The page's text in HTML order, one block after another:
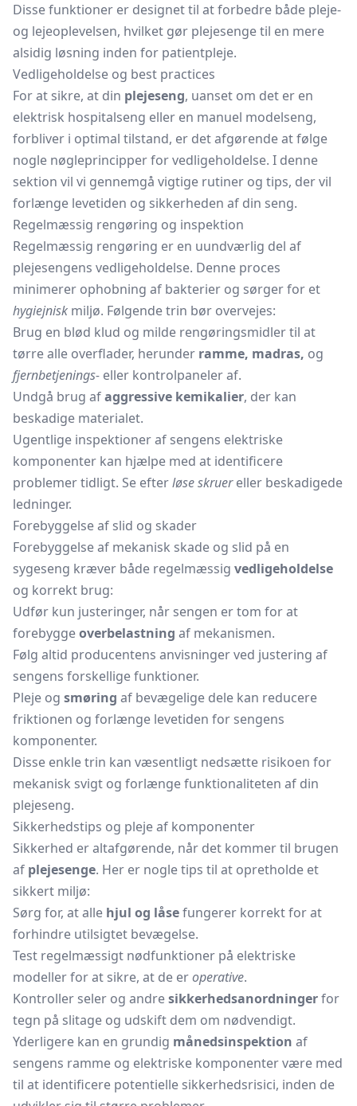
Disse funktioner er designet til at forbedre både pleje-
og lejeoplevelsen, hvilket gør plejesenge til en mere
alsidig løsning inden for patientpleje.
Vedligeholdelse og best practices
For at sikre, at din plejeseng, uanset om det er en
elektrisk hospitalseng eller en manuel modelseng,
forbliver i optimal tilstand, er det afgørende at følge
nogle nøgleprincipper for vedligeholdelse. I denne
sektion vil vi gennemgå vigtige rutiner og tips, der vil
forlænge levetiden og sikkerheden af din seng.
Regelmæssig rengøring og inspektion
Regelmæssig rengøring er en uundværlig del af
plejesengens vedligeholdelse. Denne proces
minimerer ophobning af bakterier og sørger for et
hygiejnisk miljø. Følgende trin bør overvejes:
Brug en blød klud og milde rengøringsmidler til at
tørre alle overflader, herunder ramme, madras, og
fjernbetjenings- eller kontrolpaneler af.
Undgå brug afaggressive kemikalier, der kan
beskadige materialet.
Ugentlige inspektioner af sengens elektriske
komponenter kan hjælpe med at identificere
problemer tidligt. Se efterløse skruereller beskadigede
ledninger.
Forebyggelse af slid og skader
Forebyggelse af mekanisk skade og slid på en
sygeseng kræver både regelmæssig vedligeholdelse
og korrekt brug:
Udfør kun justeringer, når sengen er tom for at
forebyggeoverbelastning af mekanismen.
Følg altid producentens anvisninger ved justering af
sengens forskellige funktioner.
Pleje og smøring af bevægelige dele kan reducere
friktionen og forlænge levetiden for sengens
komponenter.
Disse enkle trin kan væsentligt nedsætte risikoen for
mekanisk svigt og forlænge funktionaliteten af din
plejeseng.
Sikkerhedstips og pleje af komponenter
Sikkerhed er altafgørende, når det kommer til brugen
af plejesenge. Her er nogle tips til at opretholde et
sikkert miljø:
Sørg for, at alle hjul og låsefungerer korrekt for at
forhindre utilsigtet bevægelse.
Test regelmæssigt nødfunktioner på elektriske
modeller for at sikre, at de eroperative.
Kontroller seler og andresikkerhedsanordningerfor
tegn på slitage og udskift dem om nødvendigt.
Yderligere kan en grundig månedsinspektion af
sengens ramme og elektriske komponenter være med
til at identificere potentielle sikkerhedsrisici, inden de